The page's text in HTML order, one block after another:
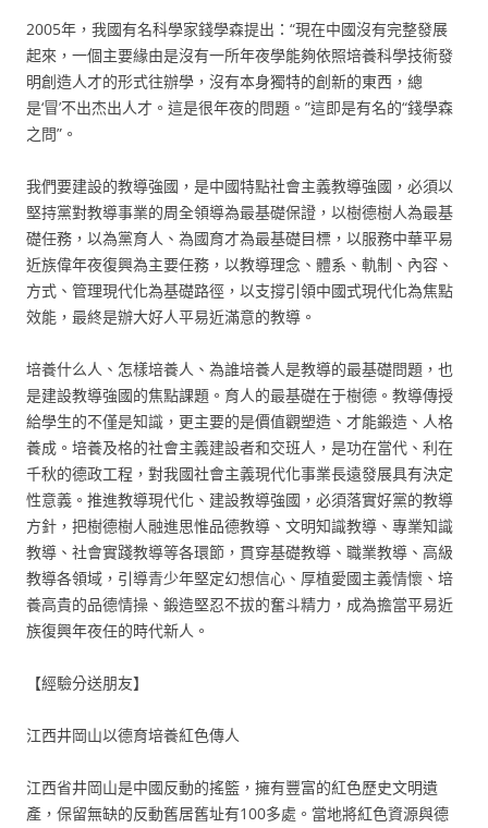
2005年，我國有名科學家錢學森提出：“現在中國沒有完整發展
起來，一個主要緣由是沒有一所年夜學能夠依照培養科學技術發
明創造人才的形式往辦學，沒有本身獨特的創新的東西，總
是‘冒’不出杰出人才。這是很年夜的問題。”這即是有名的“錢學森
之問”。
我們要建設的教導強國，是中國特點社會主義教導強國，必須以
堅持黨對教導事業的周全領導為最基礎保證，以樹德樹人為最基
礎任務，以為黨育人、為國育才為最基礎目標，以服務中華平易
近族偉年夜復興為主要任務，以教導理念、體系、軌制、內容、
方式、管理現代化為基礎路徑，以支撐引領中國式現代化為焦點
效能，最終是辦大好人平易近滿意的教導。
培養什么人、怎樣培養人、為誰培養人是教導的最基礎問題，也
是建設教導強國的焦點課題。育人的最基礎在于樹德。教導傳授
給學生的不僅是知識，更主要的是價值觀塑造、才能鍛造、人格
養成。培養及格的社會主義建設者和交班人，是功在當代、利在
千秋的德政工程，對我國社會主義現代化事業長遠發展具有決定
性意義。推進教導現代化、建設教導強國，必須落實好黨的教導
方針，把樹德樹人融進思惟品德教導、文明知識教導、專業知識
教導、社會實踐教導等各環節，貫穿基礎教導、職業教導、高級
教導各領域，引導青少年堅定幻想信心、厚植愛國主義情懷、培
養高貴的品德情操、鍛造堅忍不拔的奮斗精力，成為擔當平易近
族復興年夜任的時代新人。
【經驗分送朋友】
江西井岡山以德育培養紅色傳人
江西省井岡山是中國反動的搖籃，擁有豐富的紅色歷史文明遺
產，保留無缺的反動舊居舊址有100多處。當地將紅色資源與德